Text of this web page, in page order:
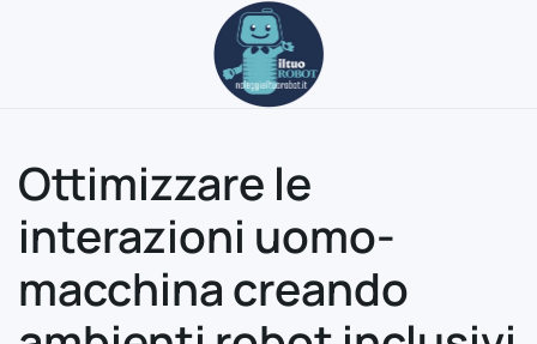
Passa al contenuto principale
Ottimizzare le
interazioni uomo-
macchina creando